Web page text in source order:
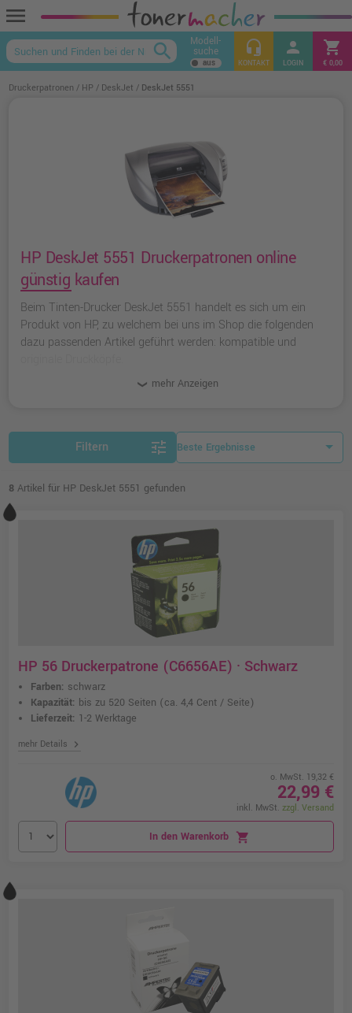
menu
keyboard_arrow_up
search Modell-
suche headset_mic
KONTAKT
person
LOGIN
shopping_cart
€ 0,00
Druckerpatronen HP DeskJet DeskJet 5551
HP DeskJet 5551 Druckerpatronen online
günstig kaufen
Beim Tinten-Drucker DeskJet 5551 handelt es sich um ein
Produkt von HP, zu welchem bei uns im Shop die folgenden
dazu passenden Artikel geführt werden: kompatible und
mehr Anzeigen
Filtern tune
8 Artikel für HP DeskJet 5551 gefunden
HP 56 Druckerpatrone (C6656AE) · Schwarz
Farben: schwarz
Kapazität: bis zu 520 Seiten (ca. 4,4 Cent / Seite)
Lieferzeit: 1-2 Werktage
mehr Details chevron_right
o. MwSt. 19,32 €
22,99 €
inkl. MwSt. zzgl. Versand
In den Warenkorb shopping_cart